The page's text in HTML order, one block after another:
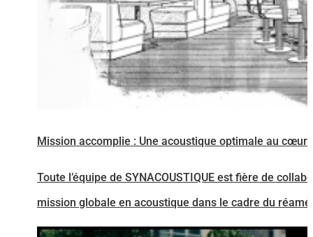
Mission accomplie : Une acoustique optimale au cœur
Toute l’équipe de SYNACOUSTIQUE est fière de
mission globale en acoustique dans le cadre du